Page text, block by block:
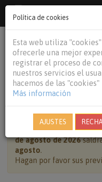
€Baleares y
HOME PERROS
Cierre por vacaciones:
de agosto de 2026
agosto.
Hagan por favor sus
Política de cookies
Esta web utiliza
ofrecerle una mejor
registrar el proceso de
nuestros servicios el
hacemos de las "cookies"
Más información
AJUSTES